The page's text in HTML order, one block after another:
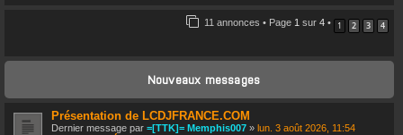
11 annonces • Page 1 sur 4 • 1 2 3 4
Nouveaux messages
Présentation de LCDJFRANCE.COM
Dernier message par =[TTK]= Memphis007 » lun. 3 août 2026, 11:54